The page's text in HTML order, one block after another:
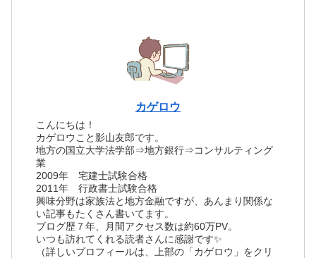
カゲロウ
こんにちは！
カゲロウこと影山友郎です。
地方の国立大学法学部⇒地方銀行⇒コンサルティング
業
2009年 宅建士試験合格
2011年 行政書士試験合格
興味分野は家族法と地方金融ですが、あんまり関係な
い記事もたくさん書いてます。
ブログ歴７年、月間アクセス数は約60万PV。
いつも訪れてくれる読者さんに感謝です✨
（詳しいプロフィールは、上部の「カゲロウ」をクリ